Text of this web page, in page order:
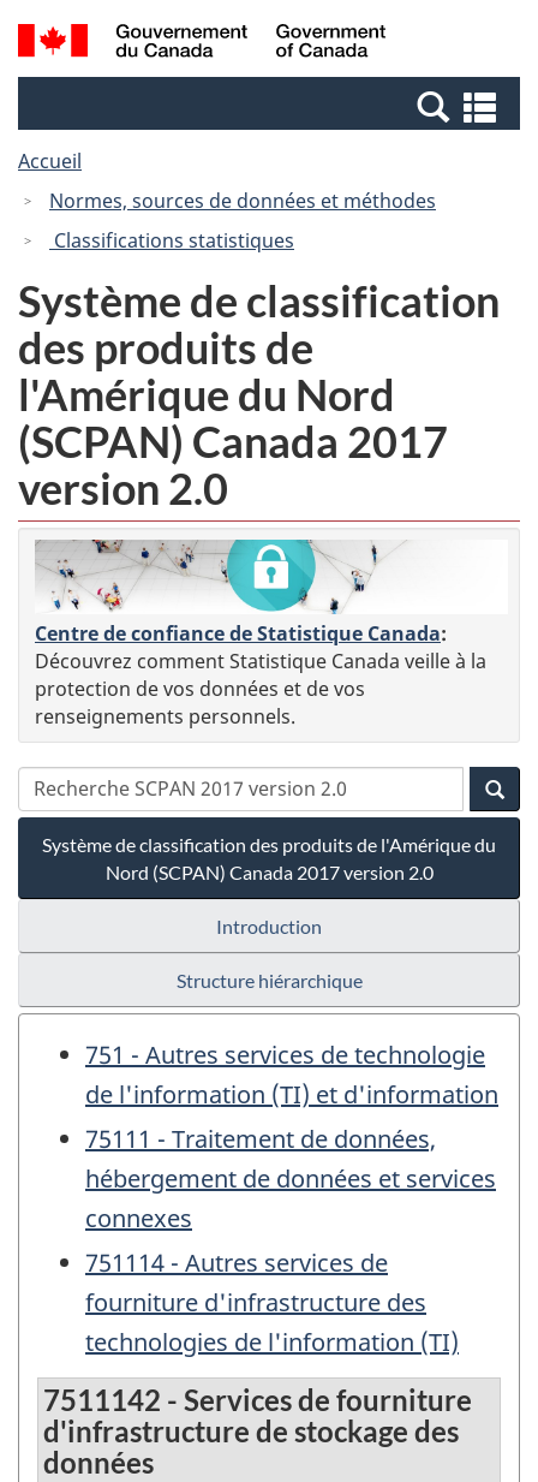
Passer
au
Passer
à
Canada
Recherche
et
et
Accueil
Normes, sources de données et méthodes
Classifications statistiques
Système de classification
des produits de
l'Amérique du Nord
(SCPAN) Canada 2017
version 2.0
Centre de confiance de Statistique Canada:
Découvrez comment Statistique Canada veille à la
protection de vos données et de vos
renseignements personnels.
Système de classification des produits de l'Amérique du
Nord (SCPAN) Canada 2017 version 2.0
Introduction
Structure hiérarchique
751 - Autres services de technologie
de l'information (TI) et d'information
75111 - Traitement de données,
hébergement de données et services
connexes
751114 - Autres services de
fourniture d'infrastructure des
technologies de l'information (TI)
7511142 - Services de fourniture
d'infrastructure de stockage des
données